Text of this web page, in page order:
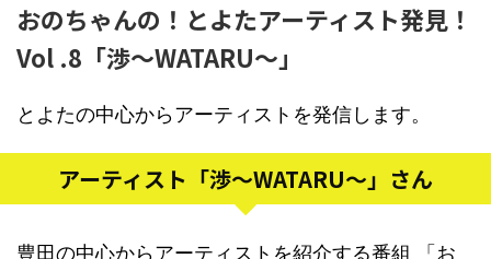
おのちゃんの！とよたアーティスト発見！
Vol .8「渉〜WATARU〜」
とよたの中心からアーティストを発信します。
アーティスト「渉〜WATARU〜」さん
豊田の中心からアーティストを紹介する番組 「お